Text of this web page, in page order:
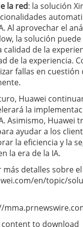
la red: la solución
Al aprovechar el
la solución
calidad de la
de la experiencia.
fallas en
Huawei
la
Asimismo, Huawei
ayudar a los
la eficiencia y la
la era de la IA.
más detalles sobre
en/topic/
to download